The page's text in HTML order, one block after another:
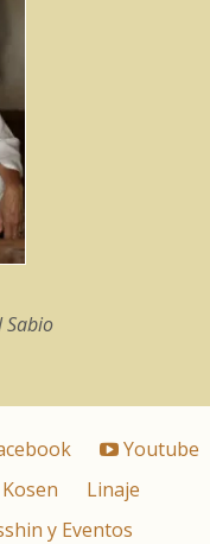
Sabio
Youtube
Linaje
y Eventos